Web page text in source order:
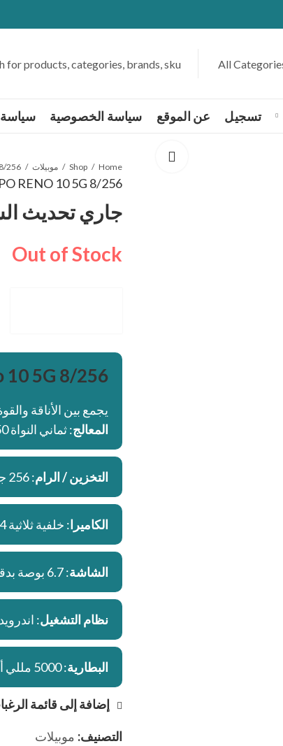
تسجيل عن الموقع سياسة الخصوصية سياسة
Home
Shop موبيلات 256
RENO 10 5G 8/256
جاري تحديث
Out of Stock
10 5G 8/256
يجمع بين الأناقة
المعالج: ثماني النواة Dimensity 7050 تكنولوجيا 6 نانو
التخزين / الرام: 256 جيجا مع 8 جيجا رام
الكاميرا: خلفية ثلاثية 64+32+8 م.ب. / امامية 32 م.ب.
الشاشة: 6.7 بوصة بدقة FHD+ بها ثقب صغير
نظام التشغيل: اندرويد 13
البطارية: 5000 مللي أمبير
إضافة إلى قائمة
التصنيف: موبيلات